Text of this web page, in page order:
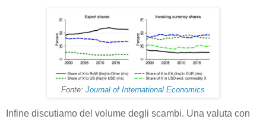
Fonte: Journal of International Economics
Infine discutiamo del volume degli scambi. Una valuta con